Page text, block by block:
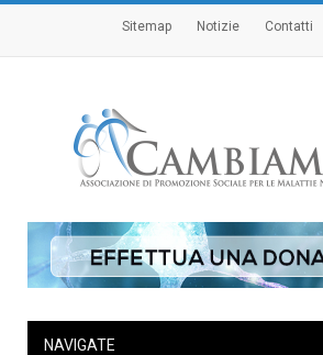
Sitemap Notizie Contatti
NAVIGATE